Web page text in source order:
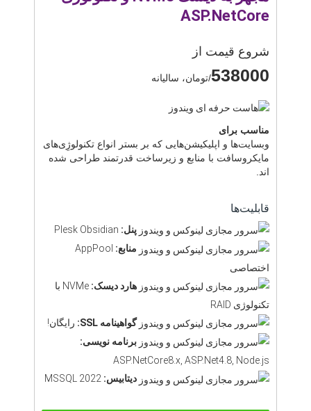
ASP.NetCore
شروع قیمت از
538000/تومان، سالیانه
مناسب برای
وبسایت‌ها و اپلیکیشن‌هایی که بر بستر انواع تکنولوژِی‌های
مایکروسافت با منابع و زیرساخت قدرتمند طراحی شده
اند.
قابلیت‌ها
پنل:
منابع: AppPool
اختصاصی
هارد دیسک:
NVMe با
تکنولوژی RAID
گواهینامه SSL:
رایگان!
برنامه نویسی:
ASP.NetCore8.x, ASP.Net4.8, Node.js
دیتابیس: MSSQL 2022